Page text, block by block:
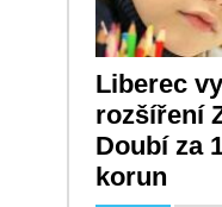
Liberec
rozšíření
Doubí za
korun